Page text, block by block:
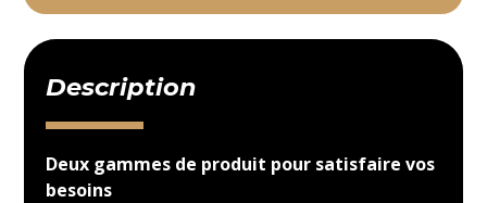
Description
Deux gammes de produit pour satisfaire vos
besoins